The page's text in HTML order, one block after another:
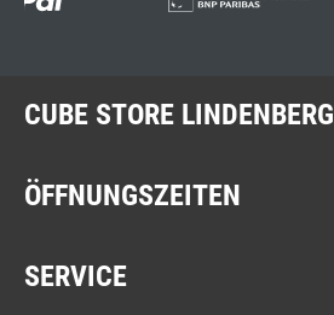
CUBE STORE LINDENBERG
ÖFFNUNGSZEITEN
SERVICE